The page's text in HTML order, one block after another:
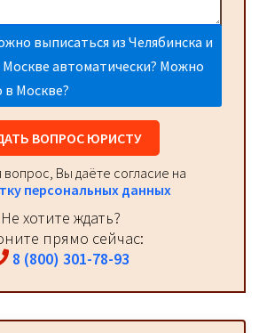
выписаться из Челябинска и
Москве автоматически? Можно
в Москве?
ВОПРОС ЮРИСТУ
Вы даёте согласие на
персональных данных
Не хотите ждать?
прямо сейчас:
8 (800) 301-78-93